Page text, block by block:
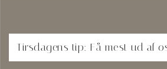
Tirsdagens tip: Få mest ud af